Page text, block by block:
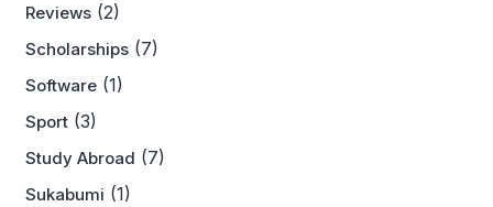
Reviews (2)
Scholarships (7)
Software (1)
Sport (3)
Study Abroad (7)
Sukabumi (1)